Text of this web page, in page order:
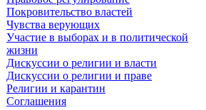
Покровительство властей
Чувства верующих
Участие в выборах и в политической
жизни
Дискуссии о религии и власти
Дискуссии о религии и праве
Религии и карантин
Соглашения